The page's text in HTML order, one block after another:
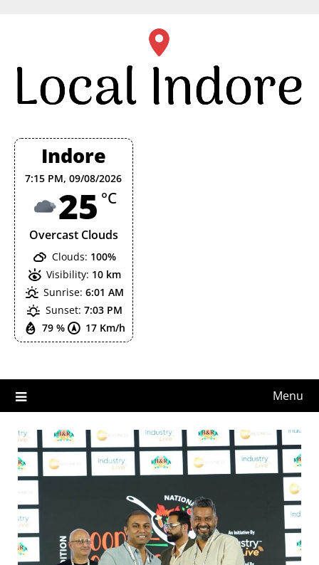
Indore
7:15 PM,09/08/2026
25 °C
Overcast Clouds
79 % 17 Km/h
Clouds: 100%
Visibility: 10 km
Sunrise: 6:01 AM
Sunset: 7:03 PM
Menu